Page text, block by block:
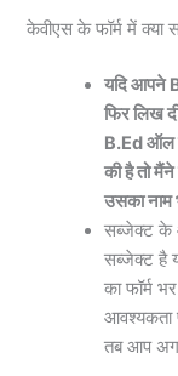
केवीएस के फॉर्म में क्या
यदि आपने
फिर लिख
B.Ed ऑल
की है तो
उसका नाम
सब्जेक्ट के
सब्जेक्ट है
का फॉर्म
आवश्यकता
तब आप